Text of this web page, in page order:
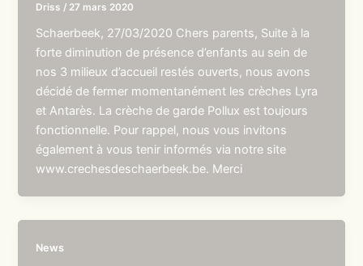
Driss / 27 mars 2020
Schaerbeek, 27/03/2020 Chers parents, Suite à la
forte diminution de présence d’enfants au sein de
nos 3 milieux d’accueil restés ouverts, nous avons
décidé de fermer momentanément les crèches Lyra
et Antarès. La crèche de garde Pollux est toujours
fonctionnelle. Pour rappel, nous vous invitons
également à vous tenir informés via notre site
www.crechesdeschaerbeek.be. Merci
News